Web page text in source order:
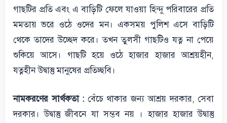
গাছটির প্রতি এবং এ বাড়িটি ফেলে যাওয়া হিন্দু পরিবারের প্রতি
মমতায় ভরে ওঠে ওদের মন। একসময় পুলিশ এসে বাড়িটি
থেকে তাদের উচ্ছেদ করে। তখন তুলসী গাছটিও যত্ন না পেয়ে
শুকিয়ে আসে। গাছটি হয়ে ওঠে হাজার হাজার আশ্রয়হীন,
যত্নহীন উদ্বাস্তু মানুষের প্রতিচ্ছবি।
নামকরণের সার্থকতা : বেঁচে থাকার জন্য আশ্রয় দরকার, সেবা
দরকার। উদ্বাস্তু জীবনে যা সম্ভব নয় । হাজার হাজার উদ্বাস্তু